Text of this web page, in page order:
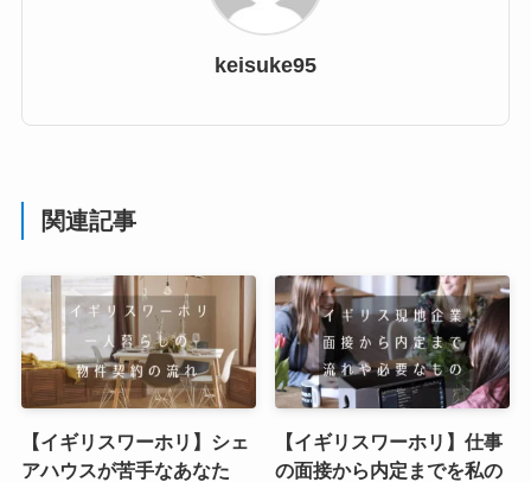
keisuke95
関連記事
【イギリスワーホリ】シェ
アハウスが苦手なあなた
【イギリスワーホリ】仕事
の面接から内定までを私の